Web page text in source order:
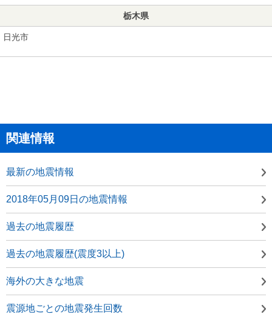
栃木県
日光市
関連情報
最新の地震情報
2018年05月09日の地震情報
過去の地震履歴
過去の地震履歴(震度3以上)
海外の大きな地震
震源地ごとの地震発生回数